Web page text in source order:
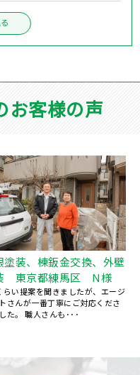
お客様の声
葺き替え工事 瓦屋根か
属屋根へ 雨漏り修理
都練馬区 S様
あと、雨の日に雨漏りして、ホ
ージで探して電話しました。 見